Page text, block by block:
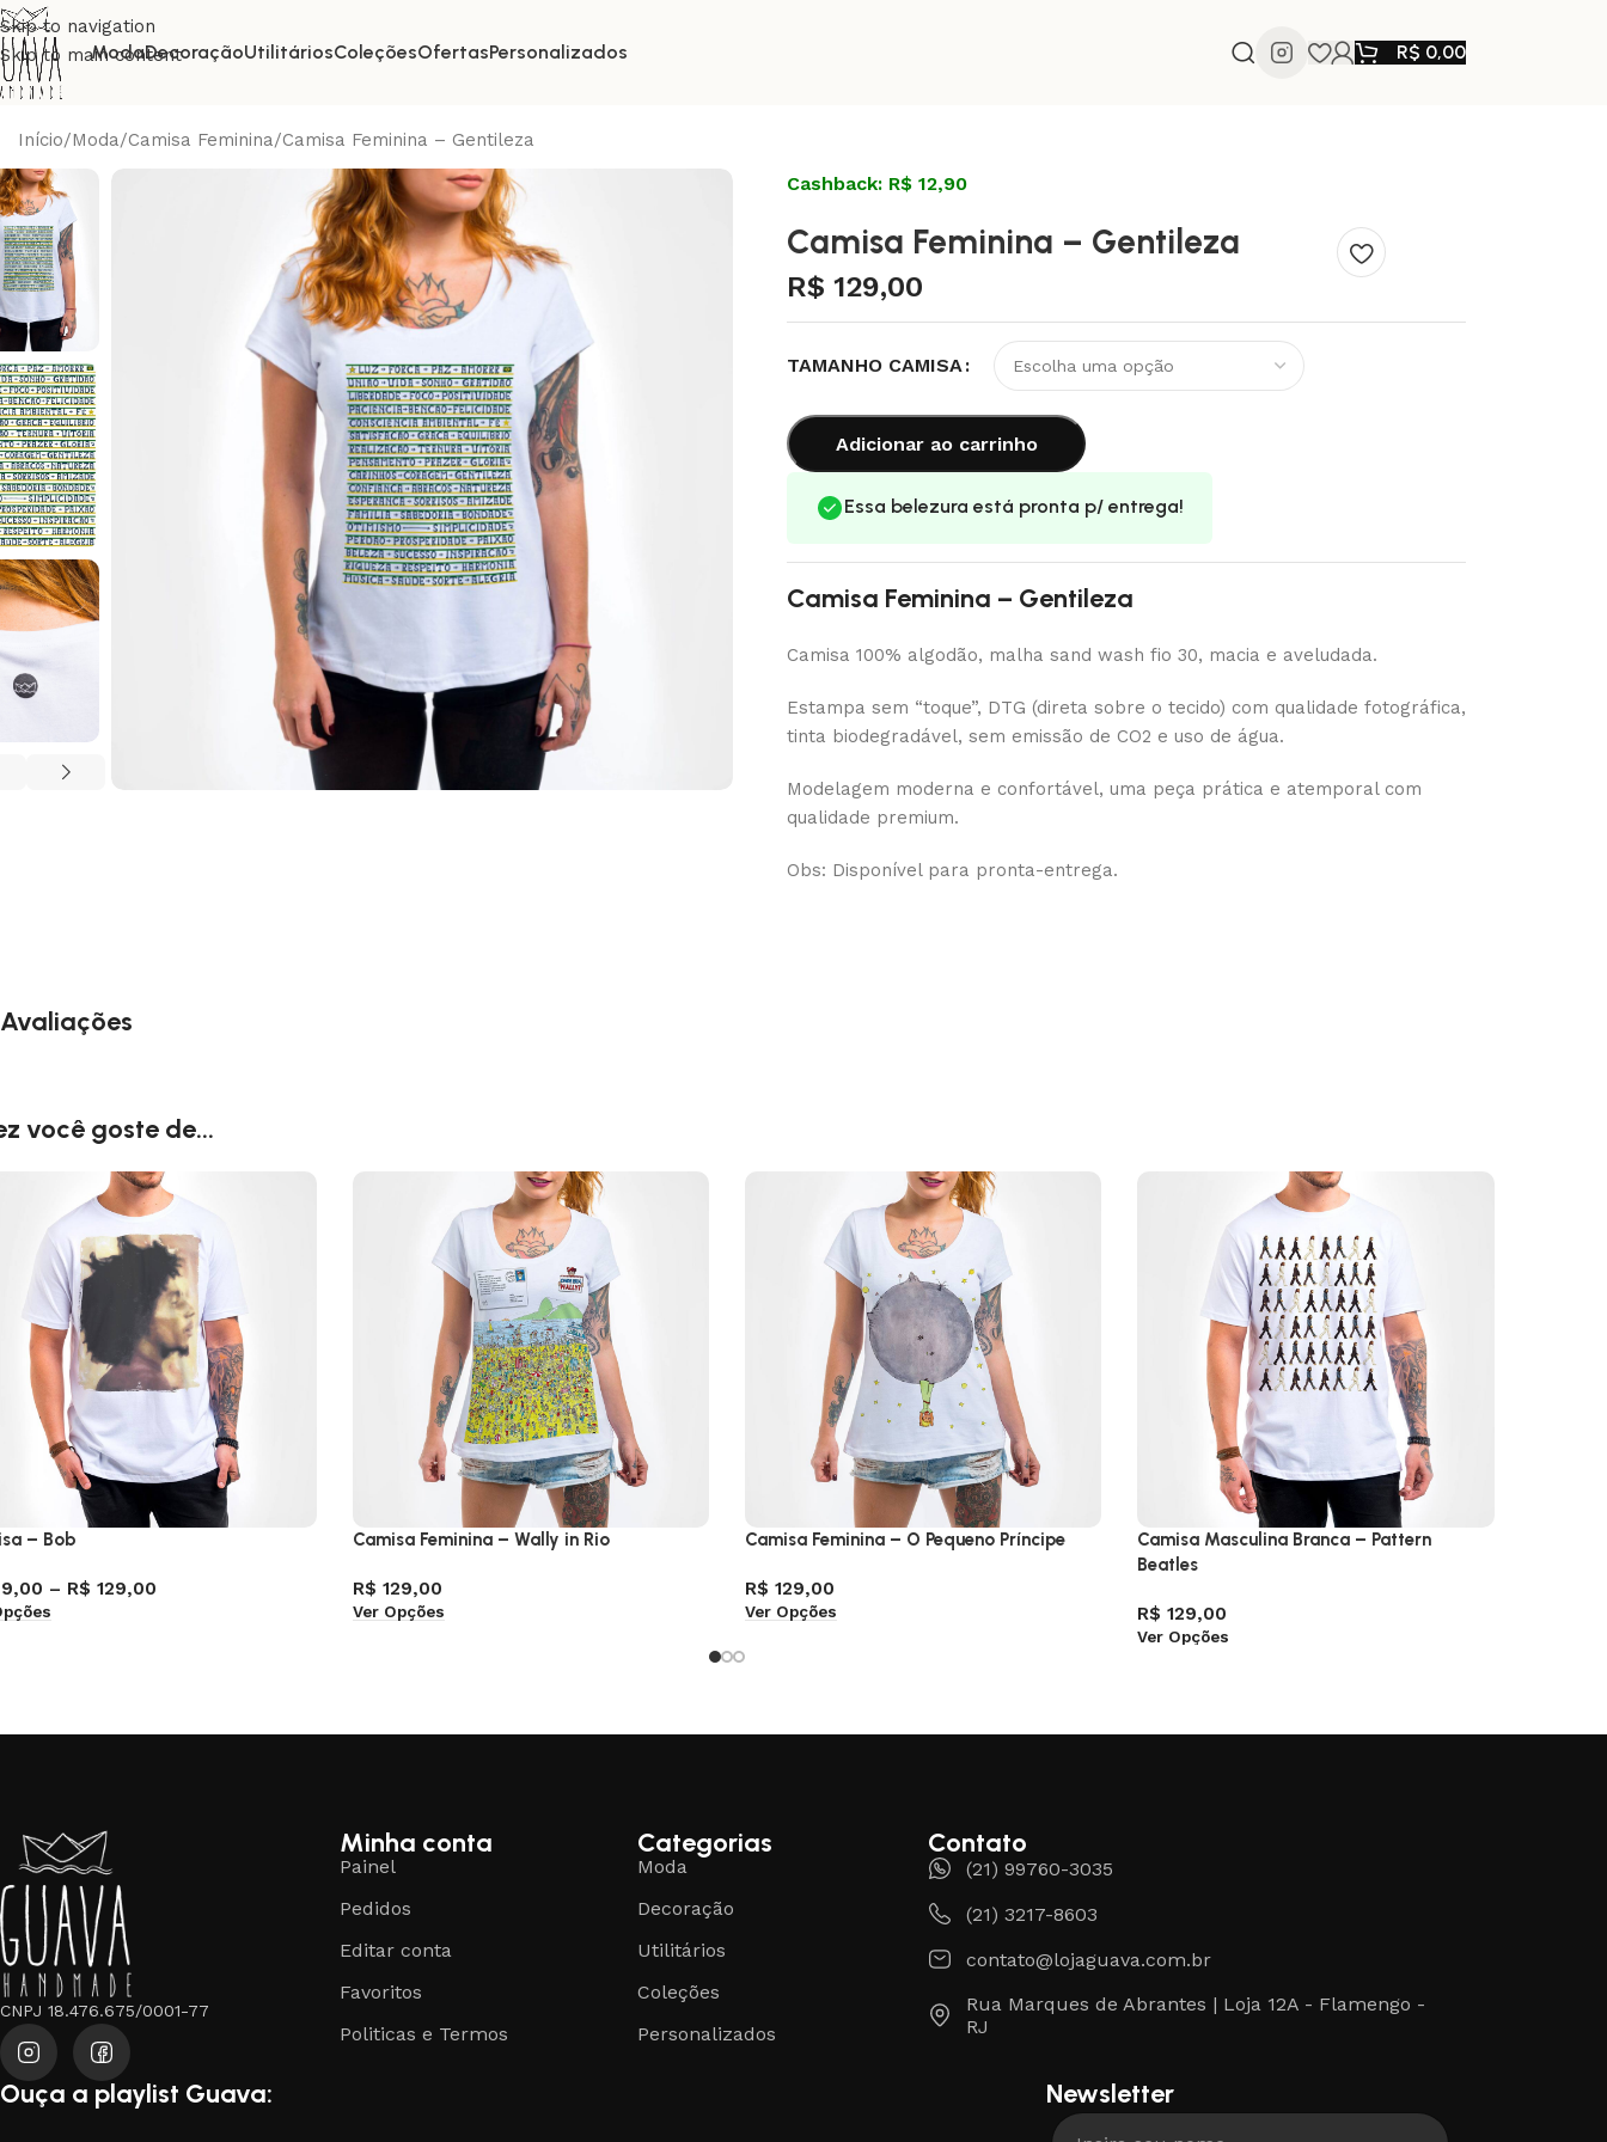
Skip to navigation
Skip to main content
ModaDecoraçãoUtilitáriosColeçõesOfertasPersonalizados R$ 0,00
Início Moda Camisa Feminina Camisa Feminina – Gentileza
Cashback: R$ 12,90
Camisa Feminina – Gentileza
R$ 129,00
TAMANHO CAMISA
Adicionar ao carrinho
Essa belezura está pronta p/ entrega!
Camisa Feminina – Gentileza
Camisa 100% algodão, malha sand wash fio 30, macia e aveludada.
Estampa sem “toque”, DTG (direta sobre o tecido) com qualidade fotográfica,
tinta biodegradável, sem emissão de CO2 e uso de água.
Modelagem moderna e confortável, uma peça prática e atemporal com
qualidade premium.
Obs: Disponível para pronta-entrega.
Avaliações
você goste de...
– Bob
– R$ 129,00
Camisa Feminina – Wally in Rio
R$ 129,00
Ver Opções
Camisa Feminina – O Pequeno Príncipe
R$ 129,00
Ver Opções
Camisa Masculina Branca – Pattern
Beatles
R$ 129,00
Ver Opções
CNPJ 18.476.675/0001-77
Minha conta
Painel
Pedidos
Editar conta
Favoritos
Politicas e Termos
Categorias
Moda
Decoração
Utilitários
Coleções
Personalizados
Contato
(21) 99760-3035
(21) 3217-8603
contato@lojaguava.com.br
Rua Marques de Abrantes | Loja 12A - Flamengo -
RJ
Ouça a playlist Guava: Newsletter